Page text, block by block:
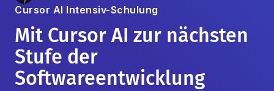
Cursor AI Intensiv-Schulung
Mit Cursor AI zur nächsten
Stufe der
Softwareentwicklung